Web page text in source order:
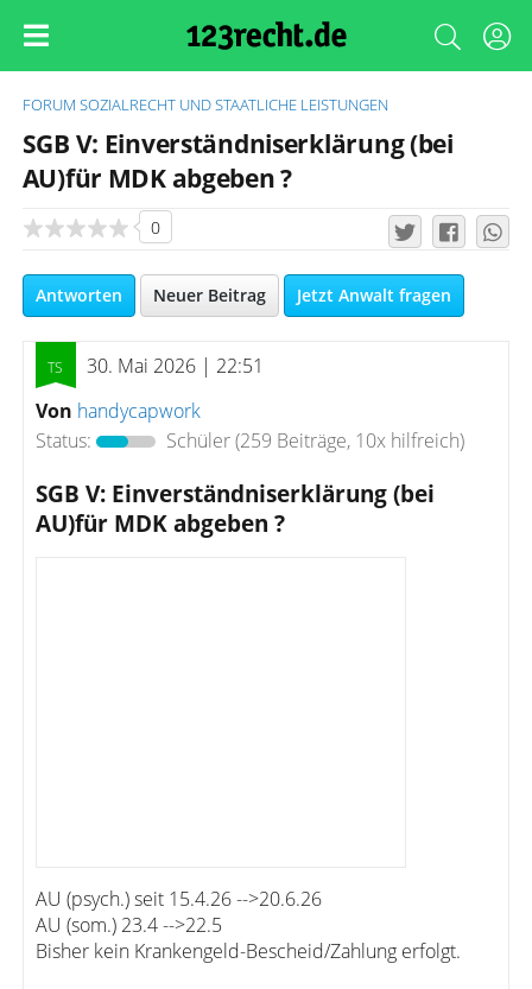
FORUM SOZIALRECHT UND STAATLICHE LEISTUNGEN
SGB V: Einverständniserklärung (bei
AU)für MDK abgeben ?
0
Antworten Neuer Beitrag Jetzt Anwalt fragen
30. Mai 2026 | 22:51
Von handycapwork
Status:
Schüler(259 Beiträge, 10x hilfreich)
SGB V: Einverständniserklärung (bei
AU)für MDK abgeben ?
AU (psych.) seit 15.4.26 -->20.6.26
AU (som.) 23.4 -->22.5
Bisher kein Krankengeld-Bescheid/Zahlung erfolgt.